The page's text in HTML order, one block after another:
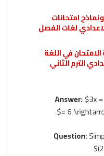
اهم مراجعة ماث math ونماذج امتحانات
لغات الفصل
في اللغة
الترم الثاني
Answer:$3x
= 6
.
Question: